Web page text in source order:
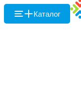
Каталог